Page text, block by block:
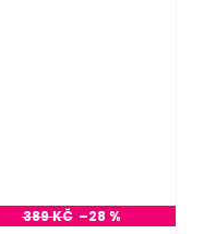
389 KČ –28 %